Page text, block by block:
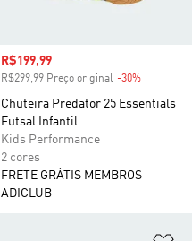
Preço com desconto
R$199,99
R$299,99 Preço original -30%
Chuteira Predator 25 Essentials
Futsal Infantil
Kids Performance
2 cores
FRETE GRÁTIS MEMBROS
ADICLUB